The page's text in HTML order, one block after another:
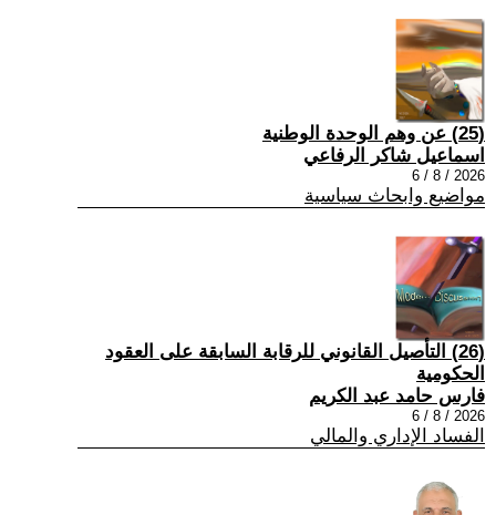
(25) عن وهم الوحدة الوطنية
اسماعيل شاكر الرفاعي
2026 / 8 / 6
مواضيع وابحاث سياسية
(26) التأصيل القانوني للرقابة السابقة على العقود
الحكومية
فارس حامد عبد الكريم
2026 / 8 / 6
الفساد الإداري والمالي